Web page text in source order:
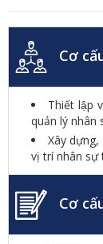
Cơ
Thiết lập
quản lý nhân
Xây
vị trí nhân sự
Cơ